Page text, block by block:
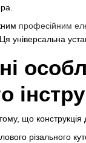
професійним
універсальна
що
різального